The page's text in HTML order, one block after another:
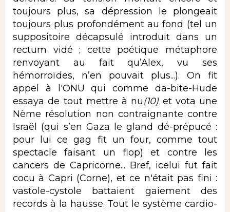
toujours plus, sa dépression le plongeait
toujours plus profondément au fond (tel un
suppositoire décapsulé introduit dans un
rectum vidé ; cette poétique métaphore
renvoyant au fait qu’Alex, vu ses
hémorroïdes, n’en pouvait plus...). On fit
appel à l'ONU qui comme da-bite-Hude
essaya de tout mettre à nu(10) et vota une
Nème résolution non contraignante contre
Israël (qui s’en Gaza le gland dé-prépucé :
pour lui ce gag fit un four, comme tout
spectacle faisant un flop) et contre les
cancers de Capricorne... Bref, icelui fut fait
cocu à Capri (Corne), et ce n'était pas fini :
vastole-cystole battaient gaiement des
records à la hausse. Tout le système cardio-